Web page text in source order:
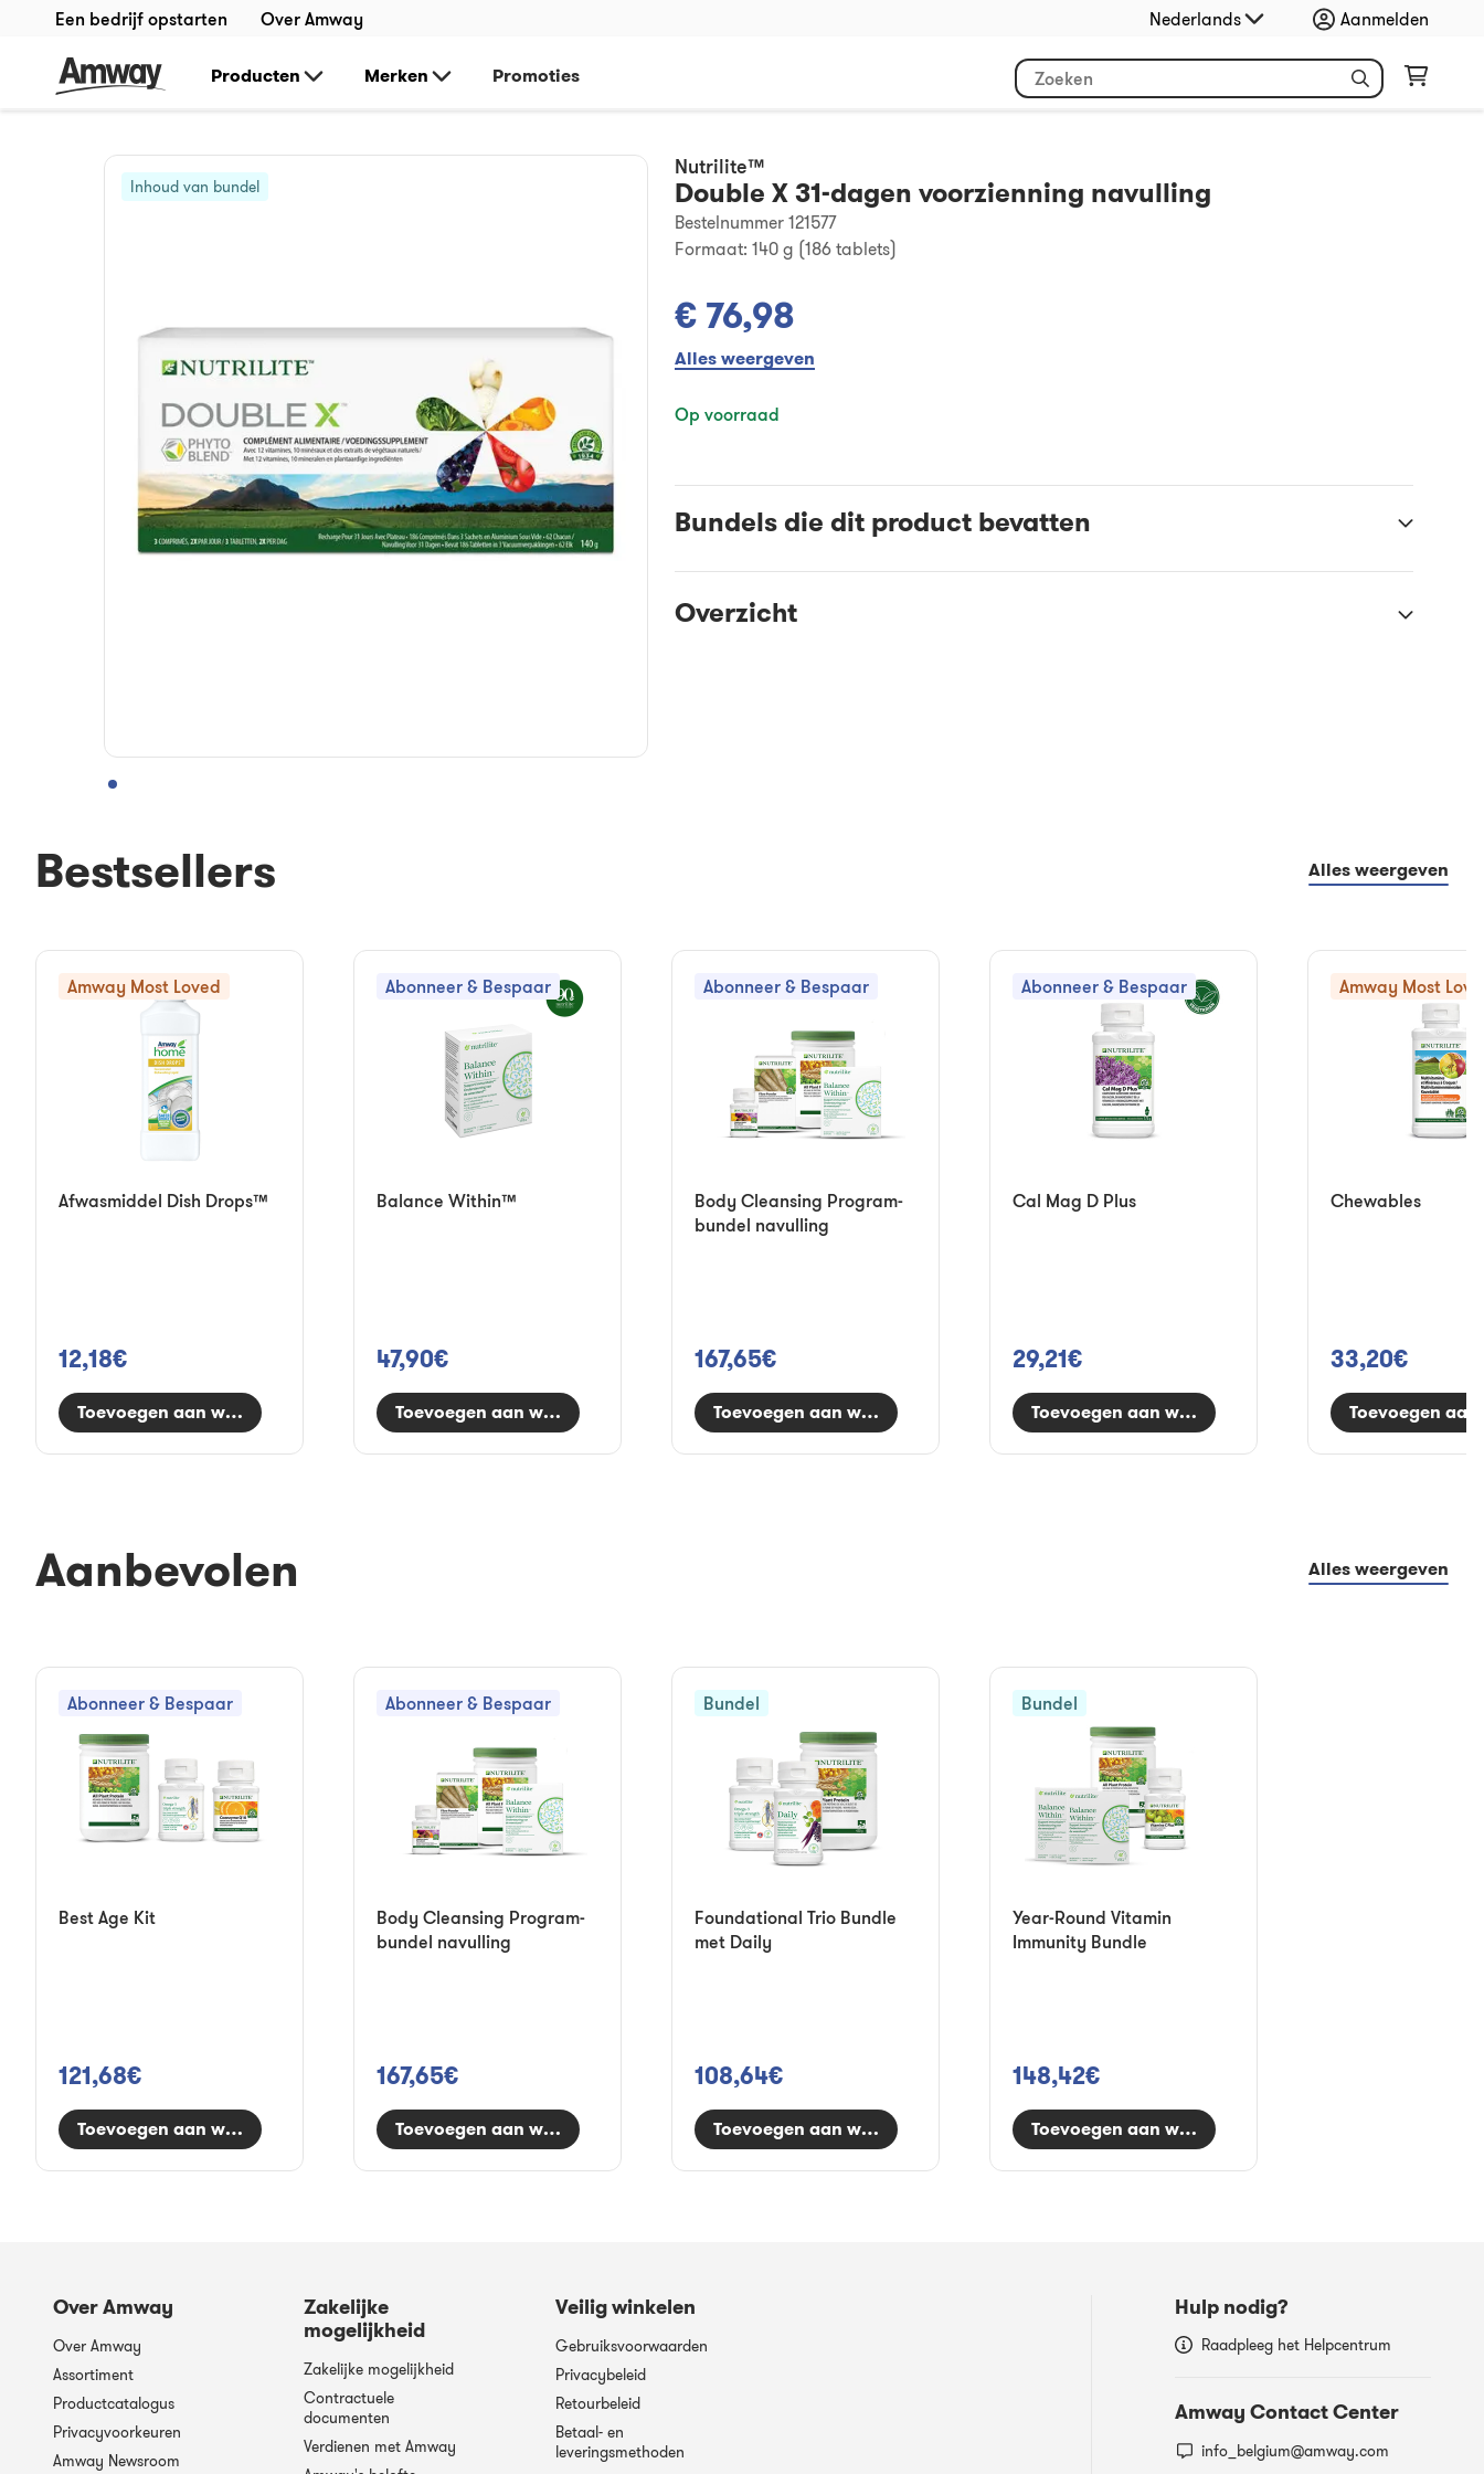
Een bedrijf opstarten Over Amway Nederlands Aanmelden
Producten Merken Promoties
Inhoud van bundel
Nutrilite™
Double X 31-dagen voorzienning navulling
Bestelnummer 121577
Formaat: 140 g (186 tablets)
€ 76,98
Alles weergeven
Op voorraad
Bundels die dit product bevatten
Overzicht
Bestsellers Alles weergeven
Amway Most Loved
Afwasmiddel Dish Drops™
12,18€
Toevoegen aan winkelwagen
Abonneer & Bespaar
Balance Within™
47,90€
Toevoegen aan winkelwagen
Abonneer & Bespaar
Body Cleansing Program-
bundel navulling
167,65€
Toevoegen aan winkelwagen
Abonneer & Bespaar
Cal Mag D Plus
29,21€
Toevoegen aan winkelwagen
Amway Most
Chewables
33,20€
Toevoegen
Aanbevolen Alles weergeven
Abonneer & Bespaar
Best Age Kit
121,68€
Toevoegen aan winkelwagen
Abonneer & Bespaar
Body Cleansing Program-
bundel navulling
167,65€
Toevoegen aan winkelwagen
Bundel
Foundational Trio Bundle
met Daily
108,64€
Toevoegen aan winkelwagen
Bundel
Year-Round Vitamin
Immunity Bundle
148,42€
Toevoegen aan winkelwagen
Over Amway
Over Amway
Assortiment
Productcatalogus
Privacyvoorkeuren
Amway Newsroom
Zakelijke
mogelijkheid
Zakelijke mogelijkheid
Contractuele
documenten
Verdienen met Amway
Veilig winkelen
Gebruiksvoorwaarden
Privacybeleid
Retourbeleid
Betaal- en
leveringsmethoden
Hulp nodig?
Raadpleeg het Helpcentrum
Amway Contact Center
info_belgium@amway.com